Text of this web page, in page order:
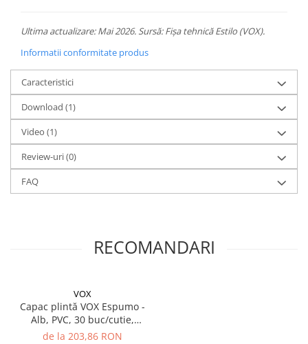
Ultima actualizare: Mai 2026. Sursă: Fișa tehnică Estilo (VOX).
Informatii conformitate produs
Caracteristici
Download (1)
Video (1)
Review-uri(0)
FAQ
RECOMANDARI
VOX
Capac plintă VOX Espumo -
Alb, PVC, 30 buc/cutie,
compatibil plintă 65 mm
de la 203,86 RON